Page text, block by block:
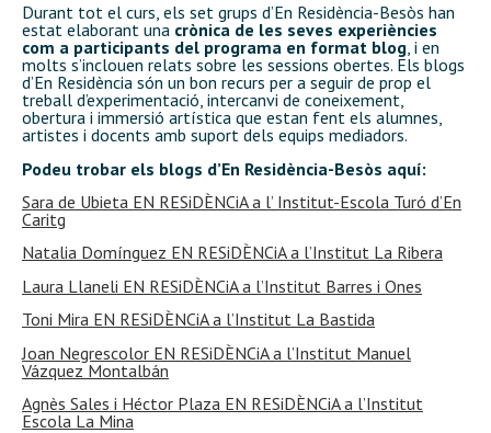
Durant tot el curs, els set grups d’En Residència-Besòs han
estat elaborant una crònica de les seves experiències
com a participants del programa en format blog, i en
molts s’inclouen relats sobre les sessions obertes. Els blogs
d’En Residència són un bon recurs per a seguir de prop el
treball d’experimentació, intercanvi de coneixement,
obertura i immersió artística que estan fent els alumnes,
artistes i docents amb suport dels equips mediadors.
Podeu trobar els blogs d’En Residència-Besòs aquí:
Sara de Ubieta EN RESiDÈNCiA a l’ Institut-Escola Turó d’En
Caritg
Natalia Domínguez EN RESiDÈNCiA a l’Institut La Ribera
Laura Llaneli EN RESiDÈNCiA a l’Institut Barres i Ones
Toni Mira EN RESiDÈNCiA a l’Institut La Bastida
Joan Negrescolor EN RESiDÈNCiA a l’Institut Manuel
Vázquez Montalbán
Agnès Sales i Héctor Plaza EN RESiDÈNCiA a l’Institut
Escola La Mina